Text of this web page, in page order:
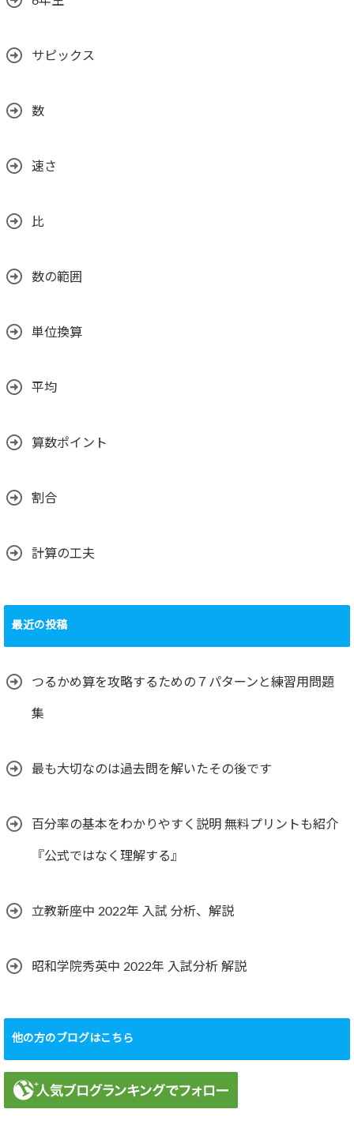
サピックス
数
速さ
比
数の範囲
単位換算
平均
算数ポイント
割合
計算の工夫
最近の投稿
つるかめ算を攻略するための７パターンと練習用問題
集
最も大切なのは過去問を解いたその後です
百分率の基本をわかりやすく説明 無料プリントも紹介
『公式ではなく理解する』
立教新座中 2022年 入試 分析、解説
昭和学院秀英中 2022年 入試分析 解説
他の方のブログはこちら